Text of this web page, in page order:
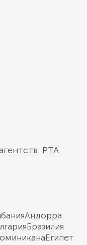
РТА
Андорра
Бразилия
Египет